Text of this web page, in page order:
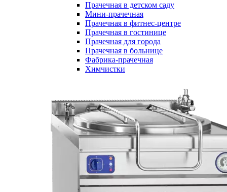
Прачечная в детском саду
Мини-прачечная
Прачечная в фитнес-центре
Прачечная в гостинице
Прачечная для города
Прачечная в больнице
Фабрика-прачечная
Химчистки